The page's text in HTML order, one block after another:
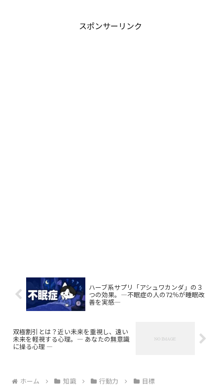
スポンサーリンク
ハーブ系サプリ「アシュワカンダ」の３
つの効果。―不眠症の人の72％が睡眠改
善を実感―
双極割引とは？近い未来を重視し、遠い
未来を軽視する心理。― あなたの無意識
に操る心理 ―
ホーム 知識 行動力 目標